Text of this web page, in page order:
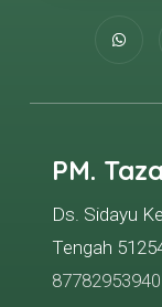
PM.
Ds. Sidayu
Tengah
87782953940